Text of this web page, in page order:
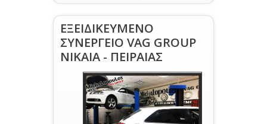
ΕΞΕΙΔΙΚΕΥΜΕΝΟ
ΣΥΝΕΡΓΕΙΟ VAG GROUP
ΝΙΚΑΙΑ - ΠΕΙΡΑΙΑΣ